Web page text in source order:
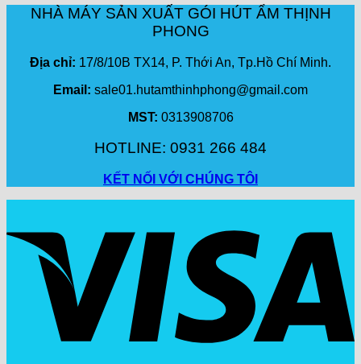
NHÀ MÁY SẢN XUẤT GÓI HÚT ẨM THỊNH
PHONG
Địa chỉ: 17/8/10B TX14, P. Thới An, Tp.Hồ Chí Minh.
Email: sale01.hutamthinhphong@gmail.com
MST: 0313908706
HOTLINE: 0931 266 484
KẾT NỐI VỚI CHÚNG TÔI